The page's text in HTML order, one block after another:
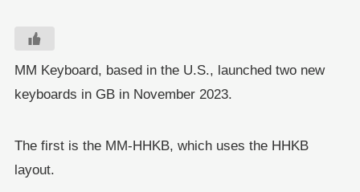
MM Keyboard, based in the U.S., launched two new
keyboards in GB in November 2023.
The first is the MM-HHKB, which uses the HHKB
layout.